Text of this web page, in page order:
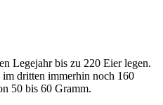
Legejahr bis zu 220 Eier legen.
dritten immerhin noch 160
50 bis 60 Gramm.